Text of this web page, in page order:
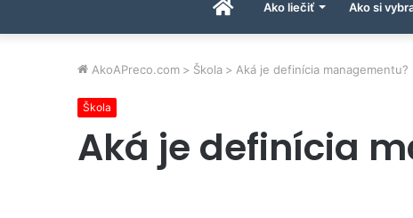
ÚvodnáAko liečiť Ako si
AkoAPreco.com > Škola > Aká je definícia managementu?
Škola
Aká je definícia